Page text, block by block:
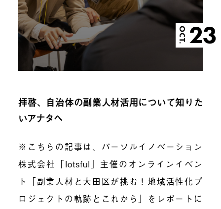
OCT. 23
拝啓、自治体の副業人材活用について知りた
いアナタへ
※こちらの記事は、パーソルイノベーション
株式会社「lotsful」主催のオンラインイベン
ト「副業人材と大田区が挑む！地域活性化プ
ロジェクトの軌跡とこれから」をレポートに